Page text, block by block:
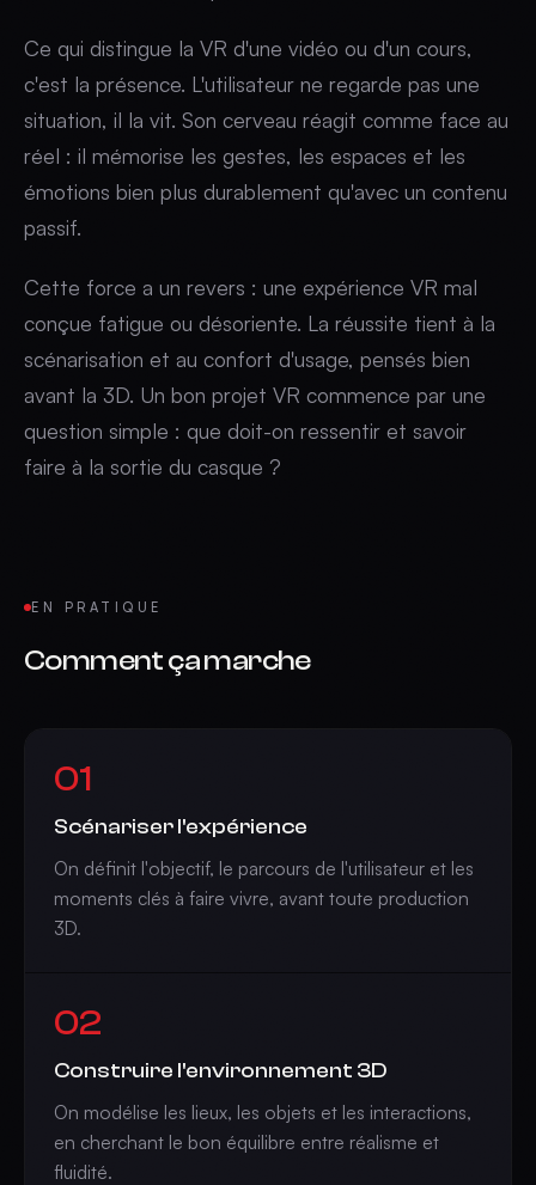
Ce qui distingue la VR d'une vidéo ou d'un cours,
c'est la présence. L'utilisateur ne regarde pas une
situation, il la vit. Son cerveau réagit comme face au
réel : il mémorise les gestes, les espaces et les
émotions bien plus durablement qu'avec un contenu
passif.
Cette force a un revers : une expérience VR mal
conçue fatigue ou désoriente. La réussite tient à la
scénarisation et au confort d'usage, pensés bien
avant la 3D. Un bon projet VR commence par une
question simple : que doit-on ressentir et savoir
faire à la sortie du casque ?
EN PRATIQUE
Comment ça marche
01
Scénariser l'expérience
On définit l'objectif, le parcours de l'utilisateur et les
moments clés à faire vivre, avant toute production
3D.
02
Construire l'environnement 3D
On modélise les lieux, les objets et les interactions,
en cherchant le bon équilibre entre réalisme et
fluidité.